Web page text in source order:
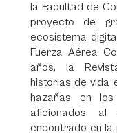
la Facultad de
proyecto de
ecosistema
Fuerza Aérea
años, la
historias de vida
hazañas en
aficionados
encontrado en la